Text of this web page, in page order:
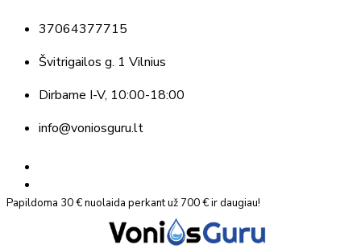
37064377715
Švitrigailos g. 1 Vilnius
Dirbame I-V, 10:00-18:00
info@voniosguru.lt
Papildoma 30 € nuolaida perkant už 700 € ir daugiau!